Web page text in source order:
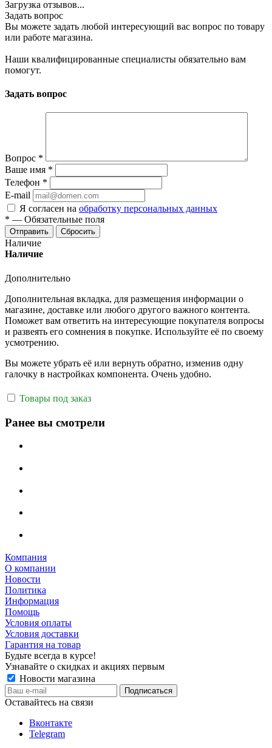
Загрузка отзывов...
Задать вопрос
Вы можете задать любой интересующий вас вопрос по товару
или работе магазина.
Наши квалифицированные специалисты обязательно вам
помогут.
Задать вопрос
Вопрос *
Ваше имя *
Телефон *
E-mail
Я согласен на обработку персональных данных
* — Обязательные поля
Отправить Сбросить
Наличие
Наличие
Дополнительно
Дополнительная вкладка, для размещения информации о
магазине, доставке или любого другого важного контента.
Поможет вам ответить на интересующие покупателя вопросы
и развеять его сомнения в покупке. Используйте её по своему
усмотрению.
Вы можете убрать её или вернуть обратно, изменив одну
галочку в настройках компонента. Очень удобно.
Товары под заказ
Ранее вы смотрели
Компания
О компании
Новости
Политика
Информация
Помощь
Условия оплаты
Условия доставки
Гарантия на товар
Будьте всегда в курсе!
Узнавайте о скидках и акциях первым
Новости магазина
Оставайтесь на связи
Вконтакте
Telegram